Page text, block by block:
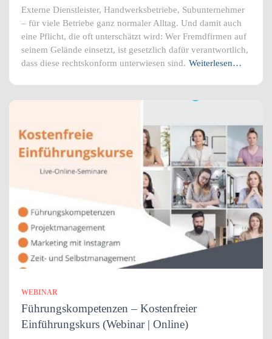
Externe Dienstleister, Handwerksbetriebe, Subunternehmer
– für viele Betriebe ganz normaler Alltag. Und damit auch
eine Pflicht, die oft unterschätzt wird: Wer Fremdfirmen auf
seinem Gelände einsetzt, ist gesetzlich dafür verantwortlich,
dass diese rechtskonform unterwiesen sind. Weiterlesen…
WEBINAR
Führungskompetenzen – Kostenfreier
Einführungskurs (Webinar | Online)